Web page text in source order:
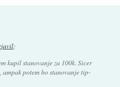
:
kupil stanovanje za 100k. Sicer
potem bo stanovanje tip-